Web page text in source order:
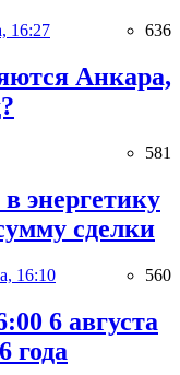
16:27 636
Анкара,
581
энергетику
сделки
16:10 560
6 августа
года